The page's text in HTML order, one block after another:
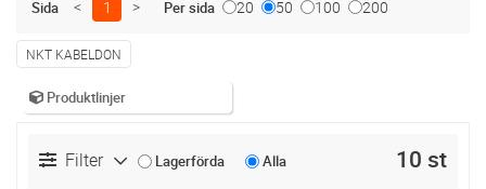
Sida < 1 > Per sida 20 50 100 200
NKT KABELDON
Produktlinjer
Filter Lagerförda Alla 10 st